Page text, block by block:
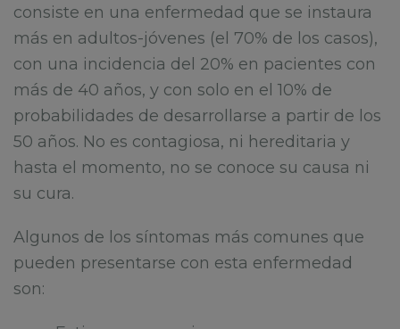
consiste en una enfermedad que se instaura
más en adultos-jóvenes (el 70% de los casos),
con una incidencia del 20% en pacientes con
más de 40 años, y con solo en el 10% de
probabilidades de desarrollarse a partir de los
50 años. No es contagiosa, ni hereditaria y
hasta el momento, no se conoce su causa ni
su cura.
Algunos de los síntomas más comunes que
pueden presentarse con esta enfermedad
son: